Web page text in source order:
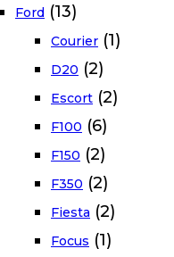
Ford (13)
Courier (1)
D20 (2)
Escort (2)
F100 (6)
F150 (2)
F350 (2)
Fiesta (2)
Focus (1)